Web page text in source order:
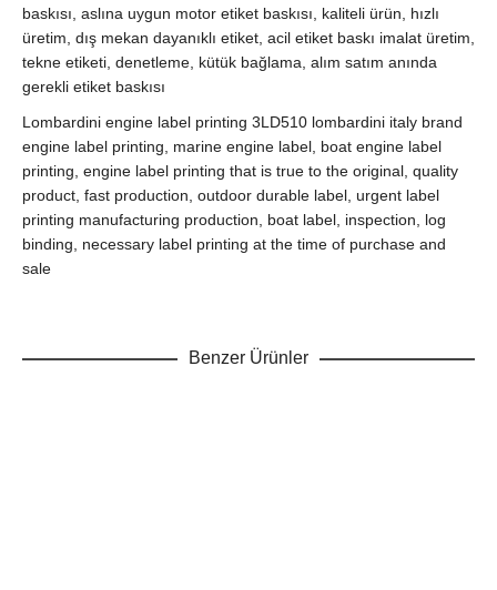
baskısı, aslına uygun motor etiket baskısı, kaliteli ürün, hızlı
üretim, dış mekan dayanıklı etiket, acil etiket baskı imalat üretim,
tekne etiketi, denetleme, kütük bağlama, alım satım anında
gerekli etiket baskısı
Lombardini engine label printing 3LD510 lombardini italy brand
engine label printing, marine engine label, boat engine label
printing, engine label printing that is true to the original, quality
product, fast production, outdoor durable label, urgent label
printing manufacturing production, boat label, inspection, log
binding, necessary label printing at the time of purchase and
sale
Benzer Ürünler